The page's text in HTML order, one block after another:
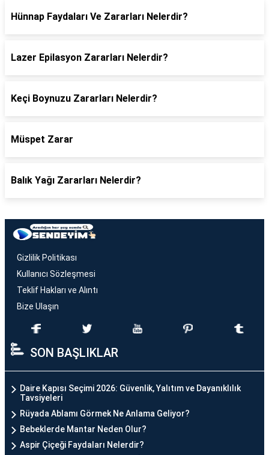
Hünnap Faydaları Ve Zararları Nelerdir?
Lazer Epilasyon Zararları Nelerdir?
Keçi Boynuzu Zararları Nelerdir?
Müspet Zarar
Balık Yağı Zararları Nelerdir?
Gizlilik Politikası
Kullanıcı Sözleşmesi
Teklif Hakları ve Alıntı
Bize Ulaşın
SON BAŞLIKLAR
Daire Kapısı Seçimi 2026: Güvenlik, Yalıtım ve Dayanıklılık
Tavsiyeleri
Rüyada Ablamı Görmek Ne Anlama Geliyor?
Bebeklerde Mantar Neden Olur?
Aspir Çiçeği Faydaları Nelerdir?